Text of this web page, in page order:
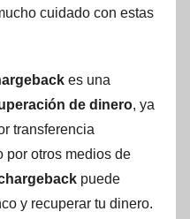
cuidado con estas
es una
de dinero, ya
transferencia
por otros medios de
puede
y recuperar tu dinero.